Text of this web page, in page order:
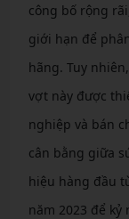
công bố rộng
giới hạn để
hãng. Tuy
vợt này được
nghiệp và bán
cân bằng giữa
hiệu hàng đầu
năm 2023 để